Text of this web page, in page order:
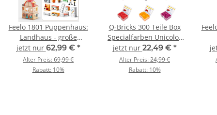
Feelo 1801 Puppenhaus:
Landhaus - große
Klemmbausteine
jetzt nur 62,99 € *
Alter Preis:69,99 €
Rabatt: 10%
Q-Bricks 300 Teile Box
Specialfarben Unicolor
17 verschiedene Farben
jetzt nur 22,49 € *
Alter Preis:24,99 €
Rabatt: 10%
Feelo